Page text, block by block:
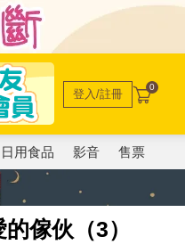
登入/註冊 0
日用食品 影音 售票
傢伙（3）